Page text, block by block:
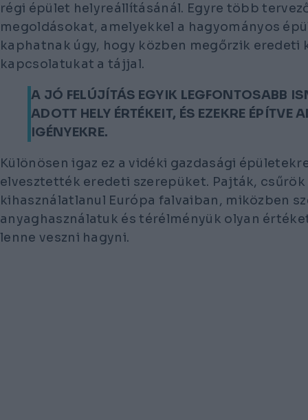
régi épület helyreállításánál. Egyre több
megoldásokat, amelyekkel a hagyományos
kaphatnak úgy, hogy közben megőrzik eredeti
kapcsolatukat a tájjal.
A JÓ FELÚJÍTÁS EGYIK LEGFONTOSABB
ADOTT HELY ÉRTÉKEIT, ÉS EZEKRE
IGÉNYEKRE.
Különösen igaz ez a vidéki gazdasági
elvesztették eredeti szerepüket. Pajták, csűrök
kihasználatlanul Európa falvaiban, miközben
anyaghasználatuk és térélményük olyan
lenne veszni hagyni.